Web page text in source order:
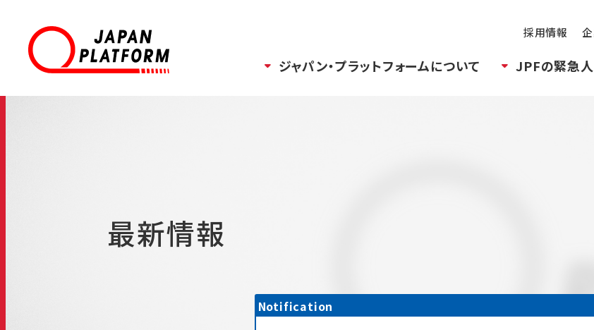
採用情報
ジャパン・プラットフォームについて JPFの緊急
最新情報
Notification